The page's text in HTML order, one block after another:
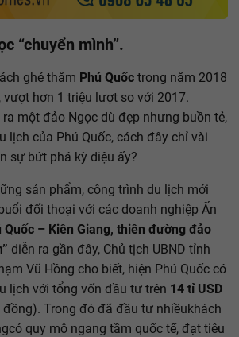
“chuyển mình”.
ghé thăm Phú Quốc trong năm 2018
vượt hơn 1 triệu lượt so với 2017.
một đảo Ngọc dù đẹp nhưng buồn tẻ,
lịch của Phú Quốc, cách đây chỉ vài
sự bứt phá kỳ diệu ấy?
sản phẩm, công trình du lịch mới
đối thoại với các doanh nghiệp Ấn
Quốc – Kiên Giang, thiên đường đảo
diễn ra gần đây, Chủ tịch UBND tỉnh
Vũ Hồng cho biết, hiện Phú Quốc có
lịch với tổng vốn đầu tư trên 14 tỉ USD
Trong đó đã đầu tư nhiềukhách
có quy mô ngang tầm quốc tế, đạt tiêu